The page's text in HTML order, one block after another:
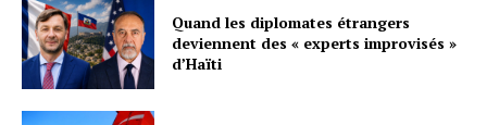
Quand les diplomates étrangers
deviennent des « experts improvisés »
d’Haïti